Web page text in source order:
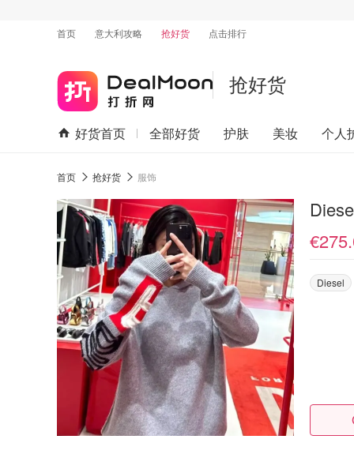
首页 意大利攻略 抢好货 点击排行
抢好货
好货首页 全部好货 护肤 美妆 个人
首页 抢好货 服饰
Diesel